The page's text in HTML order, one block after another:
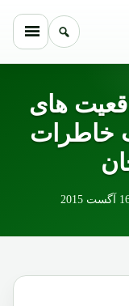
های
خاطرات